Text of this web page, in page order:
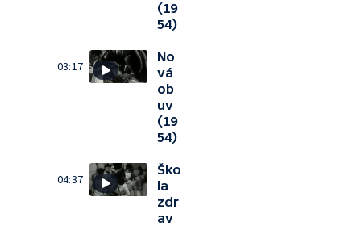
(19
54)
03:17
No
vá
ob
uv
(19
54)
04:37
Ško
la
zdr
av